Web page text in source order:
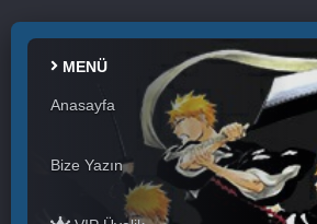
MENÜ
Anasayfa
Bize Yazın